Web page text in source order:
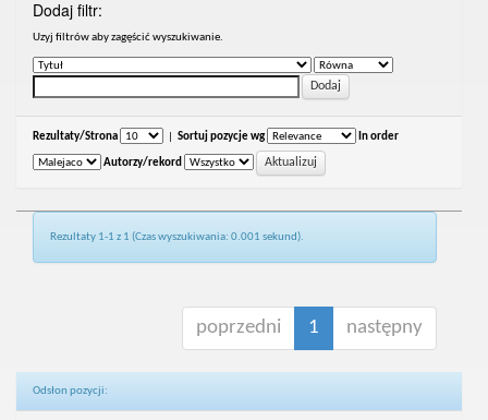
Dodaj filtr:
Uzyj filtrów aby zagęścić wyszukiwanie.
Rezultaty/Strona Sortuj pozycje wg In order
Autorzy/rekord
Rezultaty 1-1 z 1 (Czas wyszukiwania: 0.001 sekund).
poprzedni 1 następny
Odsłon pozycji: